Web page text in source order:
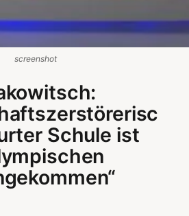
screenshot
Schule ist